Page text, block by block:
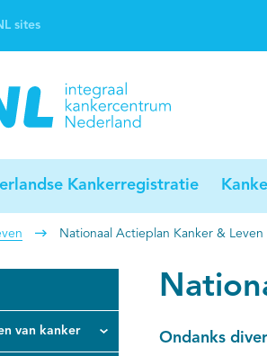
kanker
sites
Kankerregistratie
Nationaal Actieplan Kanker & Leven
van kanker
Ondanks